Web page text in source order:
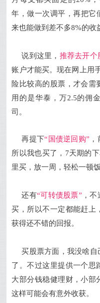
年，做一次调平，再把它
来也能做到差不多8%的收
说到这里， 推荐去开个
账户才能买。现在网上用
险比较高的股票，才会需
用的是华泰，万2.5的佣
司。
再提下“国债逆回购”
所以我也买了，7天期的
里买，放一周，轻松一顿饭
还有“可转债股票” ，
买，所以不一定都能赶上
获得还不错的回报。
买股票方面，我没啥
了。不过这里提供一个思
大部分钱稳健理财，小部
这样可能会有意外收获。